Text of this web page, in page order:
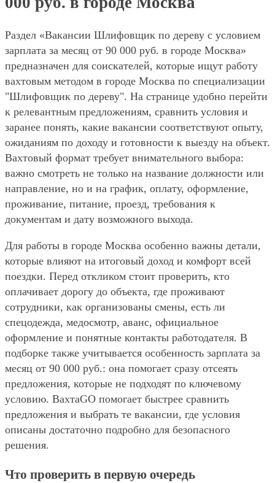
Раздел «Вакансии Шлифовщик по дереву с условием
зарплата за месяц от 90 000 руб. в городе Москва»
предназначен для соискателей, которые ищут работу
вахтовым методом в городе Москва по специализации
"Шлифовщик по дереву". На странице удобно перейти
к релевантным предложениям, сравнить условия и
заранее понять, какие вакансии соответствуют опыту,
ожиданиям по доходу и готовности к выезду на объект.
Вахтовый формат требует внимательного выбора:
важно смотреть не только на название должности или
направление, но и на график, оплату, оформление,
проживание, питание, проезд, требования к
документам и дату возможного выхода.
Для работы в городе Москва особенно важны детали,
которые влияют на итоговый доход и комфорт всей
поездки. Перед откликом стоит проверить, кто
оплачивает дорогу до объекта, где проживают
сотрудники, как организованы смены, есть ли
спецодежда, медосмотр, аванс, официальное
оформление и понятные контакты работодателя. В
подборке также учитывается особенность зарплата за
месяц от 90 000 руб.: она помогает сразу отсеять
предложения, которые не подходят по ключевому
условию. ВахтаGO помогает быстрее сравнить
предложения и выбрать те вакансии, где условия
описаны достаточно подробно для безопасного
решения.
Что проверить в первую очередь